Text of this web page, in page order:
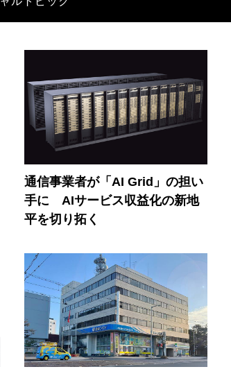
通信事業者が「AI Grid」の担い
手に AIサービス収益化の新地
平を切り拓く